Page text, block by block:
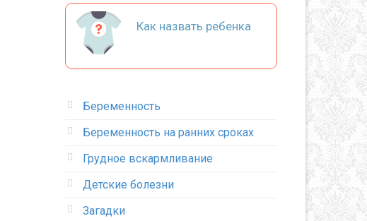
Как назвать ребенка
Беременность
Беременность на ранних сроках
Грудное вскармливание
Детские болезни
Загадки